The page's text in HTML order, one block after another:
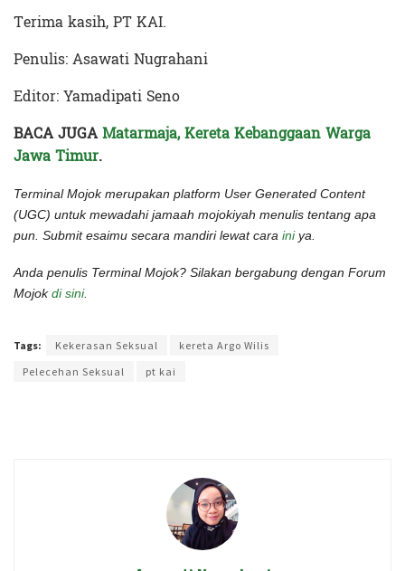
Terima kasih, PT KAI.
Penulis: Asawati Nugrahani
Editor: Yamadipati Seno
BACA JUGAMatarmaja, Kereta Kebanggaan Warga
Jawa Timur.
Terminal Mojok merupakan platform User Generated Content
(UGC) untuk mewadahi jamaah mojokiyah menulis tentang apa
pun. Submit esaimu secara mandiri lewat cara iniya.
Anda penulis Terminal Mojok? Silakan bergabung dengan Forum
Mojokdi sini.
Tags: Kekerasan Seksual
kereta Argo Wilis
Pelecehan Seksual
pt kai